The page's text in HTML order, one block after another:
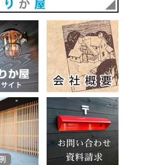
あめりか屋WEBサイト